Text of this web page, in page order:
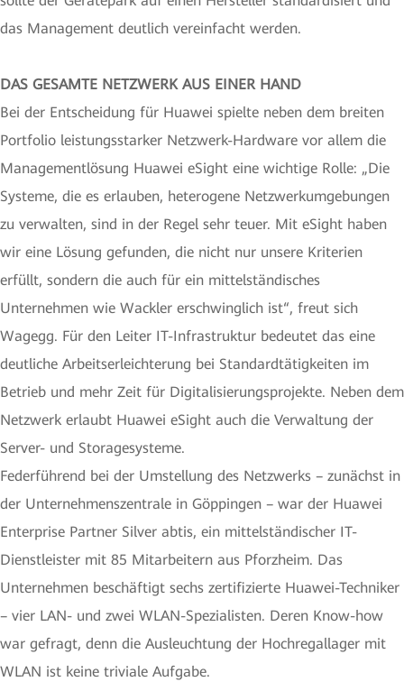
das Management deutlich vereinfacht werden.
DAS GESAMTE NETZWERK AUS EINER HAND
Bei der Entscheidung für Huawei spielte neben dem breiten
Portfolio leistungsstarker Netzwerk-Hardware vor allem die
Managementlösung Huawei eSight eine wichtige Rolle: „Die
Systeme, die es erlauben, heterogene Netzwerkumgebungen
zu verwalten, sind in der Regel sehr teuer. Mit eSight haben
wir eine Lösung gefunden, die nicht nur unsere Kriterien
erfüllt, sondern die auch für ein mittelständisches
Unternehmen wie Wackler erschwinglich ist“, freut sich
Wagegg. Für den Leiter IT-Infrastruktur bedeutet das eine
deutliche Arbeitserleichterung bei Standardtätigkeiten im
Betrieb und mehr Zeit für Digitalisierungsprojekte. Neben dem
Netzwerk erlaubt Huawei eSight auch die Verwaltung der
Server- und Storagesysteme.
Federführend bei der Umstellung des Netzwerks – zunächst in
der Unternehmenszentrale in Göppingen – war der Huawei
Enterprise Partner Silver abtis, ein mittelständischer IT-
Dienstleister mit 85 Mitarbeitern aus Pforzheim. Das
Unternehmen beschäftigt sechs zertifizierte Huawei-Techniker
– vier LAN- und zwei WLAN-Spezialisten. Deren Know-how
war gefragt, denn die Ausleuchtung der Hochregallager mit
WLAN ist keine triviale Aufgabe.